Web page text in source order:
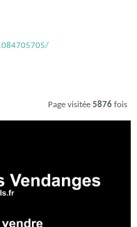
Page visitée 5876 fois